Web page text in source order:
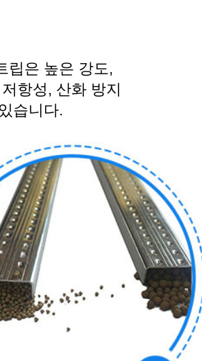
립은 높은 강도,
항성, 산화 방지
습니다.